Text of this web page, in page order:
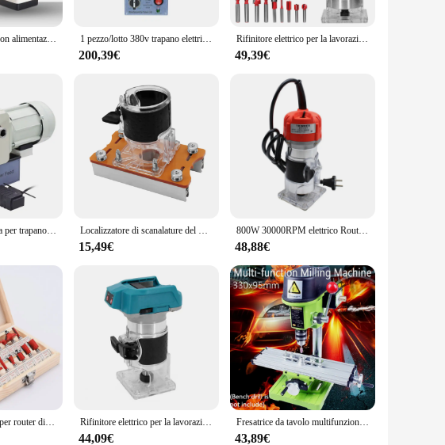
Fresatrice verticale con alimentazione elettrica Alimentatore automatico per utensili Alimentatore per fresatura a torretta 1 pezzo/lotto 380v trapano elettrico automatico trapano 1000DX fresatrice 180w alimentazione a basso rumore/trapano
200,39€
Rifinitore elettrico per la lavorazione del legno macchina per rifinire multifunzionale Router per legno fresatura incisione stozzatrice strumento per intaglio del Router
49,39€
Fresatrice automatica per trapano elettrico motore a coltello elettrico LIDI-1000DX motore a coltello YS5634 180W 380V Localizzatore di scanalature del Router di legno, Base scanalata 2 in 1 e staffa di fissaggio, taglio di fresatura del rifinitore portatile
15,49€
800W 30000RPM elettrico Router di legno Trimmer lavorazione del legno 1/4 pollici intaglio del legno fresatura macchina da taglio falegname utensili elettrici
48,88€
15 pezzi kit di frese per router di legno lavorazione del legno trimmer elettrico fresatura del legno incisione scanalatura rifilatrice Rifinitore elettrico per la lavorazione del legno macchina per tagliare senza spazzole Router per legno fresatrice per incisione stozzatrice per batteria Makita 18V
44,09€
Fresatrice da tavolo multifunzione Tavolo da lavoro con morsa da tavolo scorrevole Tavolo da lavoro di regolazione con pinza a becchi per trapano
43,89€